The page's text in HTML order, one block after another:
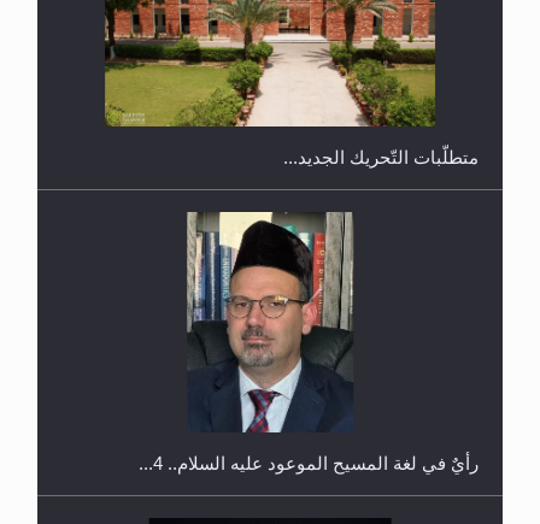
ندوة حول نظام الوصية في الجماعة الأحمدية في
شيتاغونغ – بنغلاديش
اليوم الوطني الرياضي لمجلس أنصار الله في هولندا
متطلَّبات التّحريك الجديد...
رأيٌ في لغة المسيح الموعود عليه السلام.. 4...